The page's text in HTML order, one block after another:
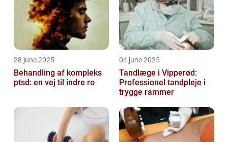
28 june 2025
Behandling af kompleks
ptsd: en vej til indre ro
04 june 2025
Tandlæge i Vipperød:
Professionel tandpleje i
trygge rammer